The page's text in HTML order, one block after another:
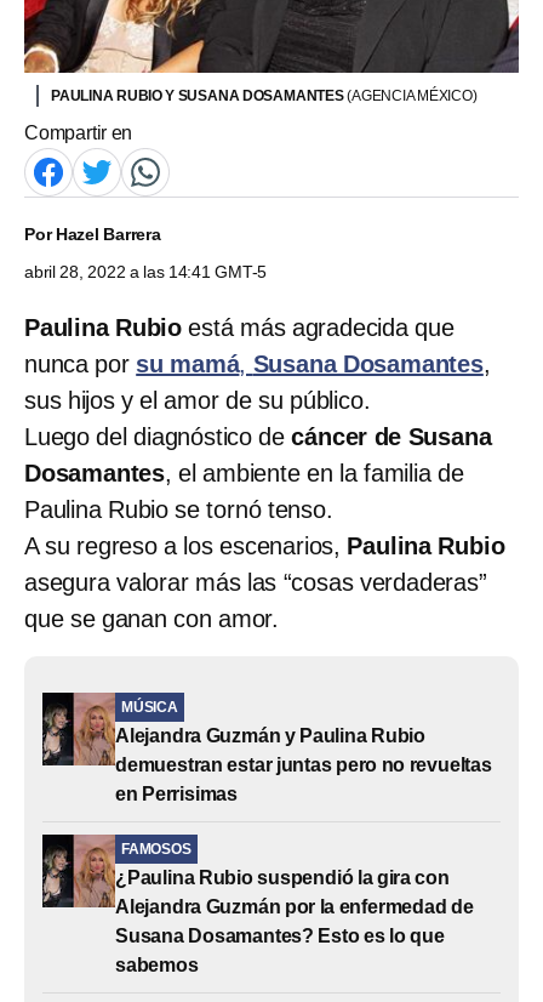
PAULINA RUBIO Y SUSANA DOSAMANTES(AGENCIA MÉXICO)
Compartir en
PorHazel Barrera
abril 28, 2022 a las 14:41 GMT-5
Paulina Rubio está más agradecida que
nunca por su mamá, Susana Dosamantes,
sus hijos y el amor de su público.
Luego del diagnóstico decáncer de Susana
Dosamantes, el ambiente en la familia de
Paulina Rubio se tornó tenso.
A su regreso a los escenarios, Paulina Rubio
asegura valorar más las “cosas verdaderas”
que se ganan con amor.
MÚSICA
Alejandra Guzmán y Paulina Rubio
demuestran estar juntas pero no revueltas
en Perrisimas
FAMOSOS
¿Paulina Rubio suspendió la gira con
Alejandra Guzmán por la enfermedad de
Susana Dosamantes? Esto es lo que
sabemos